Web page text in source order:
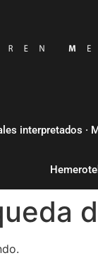
interpretados ·